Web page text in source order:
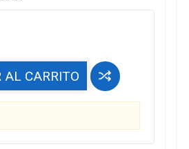
AL CARRITO